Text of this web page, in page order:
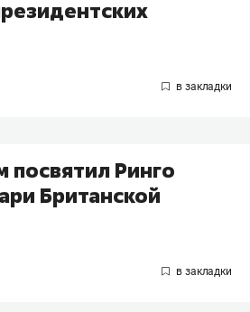
посвятил Ринго
Британской